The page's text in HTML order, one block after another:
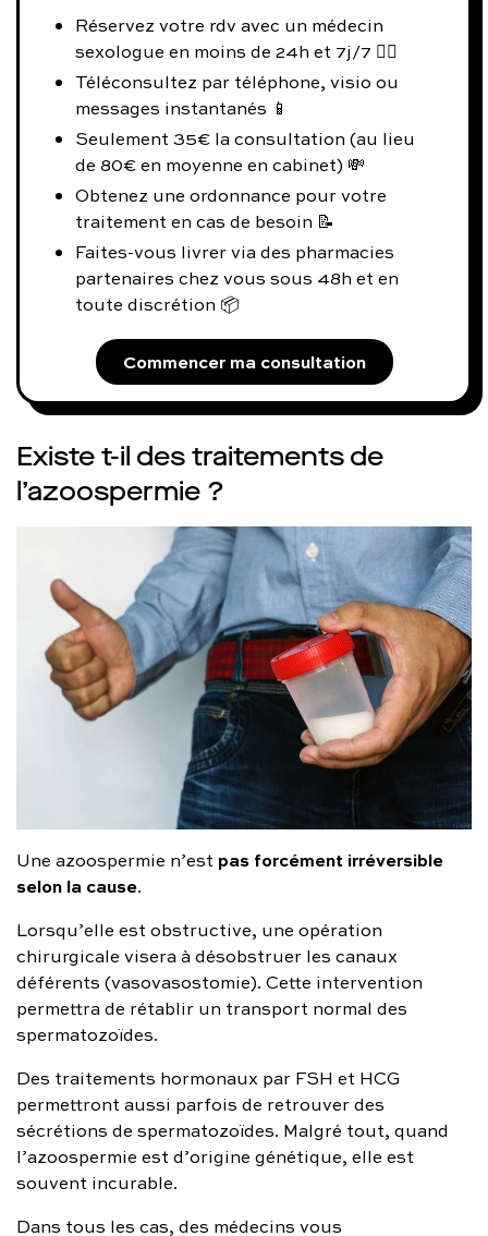
Réservez votre rdv avec un médecin
sexologue en moins de 24h et 7j/7 👨‍⚕️
Téléconsultez par téléphone, visio ou
messages instantanés 📱
Seulement 35€ la consultation (au lieu
de 80€ en moyenne en cabinet) 💸
Obtenez une ordonnance pour votre
traitement en cas de besoin 📝
Faites-vous livrer via des pharmacies
partenaires chez vous sous 48h et en
toute discrétion 📦
Commencer ma consultation
Existe t-il des traitements de
l’azoospermie ?
Une azoospermie n’estpas forcément irréversible
selon la cause.
Lorsqu’elle est obstructive, une opération
chirurgicale visera à désobstruer les canaux
déférents (vasovasostomie). Cette intervention
permettra de rétablir un transport normal des
spermatozoïdes.
Des traitements hormonaux par FSH et HCG
permettront aussi parfois de retrouver des
sécrétions de spermatozoïdes. Malgré tout, quand
l’azoospermie est d’origine génétique, elle est
souvent incurable.
Dans tous les cas, des médecins vous